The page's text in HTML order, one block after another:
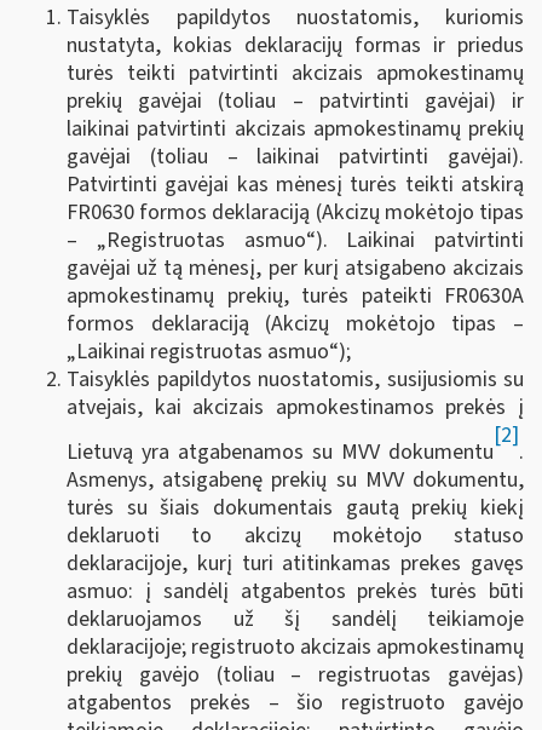
Taisyklės papildytos nuostatomis, kuriomis
nustatyta, kokias deklaracijų formas ir priedus
turės teikti patvirtinti akcizais apmokestinamų
prekių gavėjai (toliau – patvirtinti gavėjai) ir
laikinai patvirtinti akcizais apmokestinamų prekių
gavėjai (toliau – laikinai patvirtinti gavėjai).
Patvirtinti gavėjai kas mėnesį turės teikti atskirą
FR0630 formos deklaraciją (Akcizų mokėtojo tipas
– „Registruotas asmuo“). Laikinai patvirtinti
gavėjai už tą mėnesį, per kurį atsigabeno akcizais
apmokestinamų prekių, turės pateikti FR0630A
formos deklaraciją (Akcizų mokėtojo tipas –
„Laikinai registruotas asmuo“);
Taisyklės papildytos nuostatomis, susijusiomis su
atvejais, kai akcizais apmokestinamos prekės į
Lietuvą yra atgabenamos su MVV dokumentu
[2]
.
Asmenys, atsigabenę prekių su MVV dokumentu,
turės su šiais dokumentais gautą prekių kiekį
deklaruoti to akcizų mokėtojo statuso
deklaracijoje, kurį turi atitinkamas prekes gavęs
asmuo: į sandėlį atgabentos prekės turės būti
deklaruojamos už šį sandėlį teikiamoje
deklaracijoje; registruoto akcizais apmokestinamų
prekių gavėjo (toliau – registruotas gavėjas)
atgabentos prekės – šio registruoto gavėjo